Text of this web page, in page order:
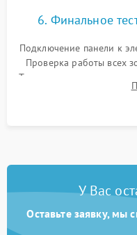
6. Финальное
Подключение панели к
Проверка работы всех
Тестирование
остаточного тепла
У Вас
Оставьте заявку, мы